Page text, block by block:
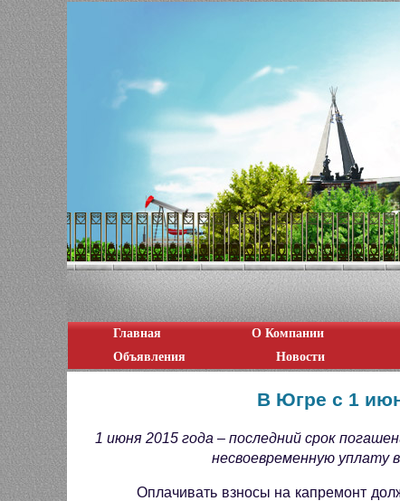
Главная О Компании
Объявления
Новости
В Югре с 1
1 июня 2015 года – последний срок
несвоевременную уплату
Оплачивать взносы на капремонт